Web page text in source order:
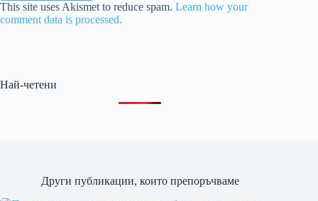
This site uses Akismet to reduce spam. Learn how your
comment data is processed.
Най-четени
Други публикации, които препоръчваме